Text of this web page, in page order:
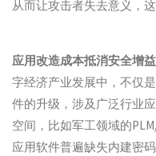
从而让攻击者失去意义，
应用改造成本抵消安全增
字经济产业发展中，不仅
件的升级，涉及广泛行业
空间，比如军工领域的
应用软件普遍缺失内建密